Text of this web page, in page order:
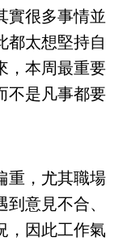
實很多事情並
都太想堅持自
，本周最重要
不是凡事都要
重，尤其職場
意見不合、
，因此工作氣